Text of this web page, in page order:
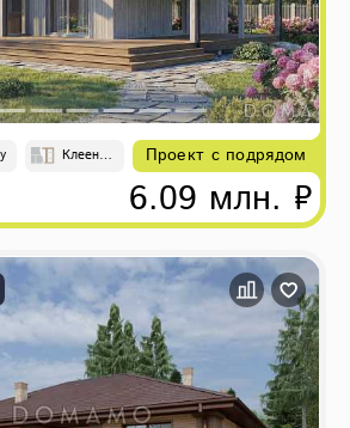
Клеены
о-панел
ьные
Проект с подрядом
6.09 млн. ₽